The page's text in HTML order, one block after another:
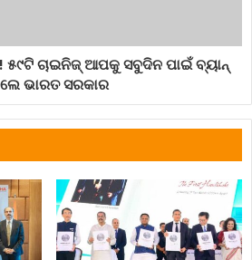
ଚାଇନିଜ୍ ଆପକୁ ସବୁଦିନ ପାଇଁ ବ୍ୟାନ୍
ଭାରତ ସରକାର